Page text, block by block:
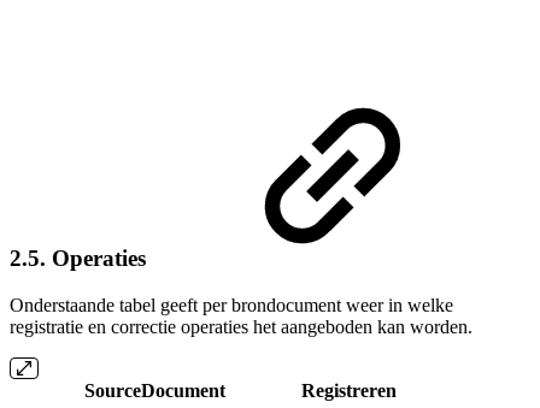
2.5. Operaties
Onderstaande tabel geeft per brondocument weer in welke
registratie en correctie operaties het aangeboden kan worden.
SourceDocument Registreren